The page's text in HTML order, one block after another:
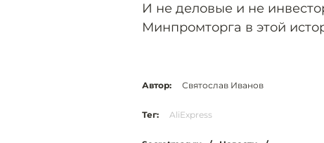
И не деловые и не
Минпромторга в этой
Автор: Святослав Иванов
Тег: AliExpress